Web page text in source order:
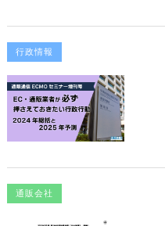
行政情報
通販会社